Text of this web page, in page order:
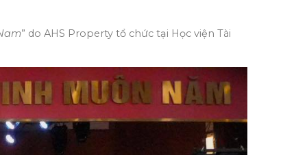
” do AHS Property tổ chức tại Học viện Tài